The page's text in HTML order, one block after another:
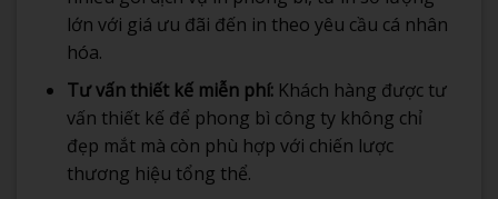
lớn với giá ưu đãi đến in theo yêu cầu cá nhân
hóa.
Tư vấn thiết kế miễn phí:Khách hàng được tư
vấn thiết kế để phong bì công ty không chỉ
đẹp mắt mà còn phù hợp với chiến lược
thương hiệu tổng thể.